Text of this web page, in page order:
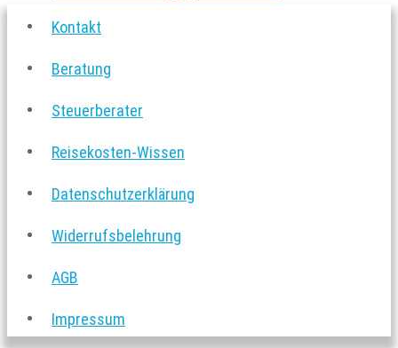
Kontakt
Beratung
Steuerberater
Reisekosten-Wissen
Datenschutzerklärung
Widerrufsbelehrung
AGB
Impressum